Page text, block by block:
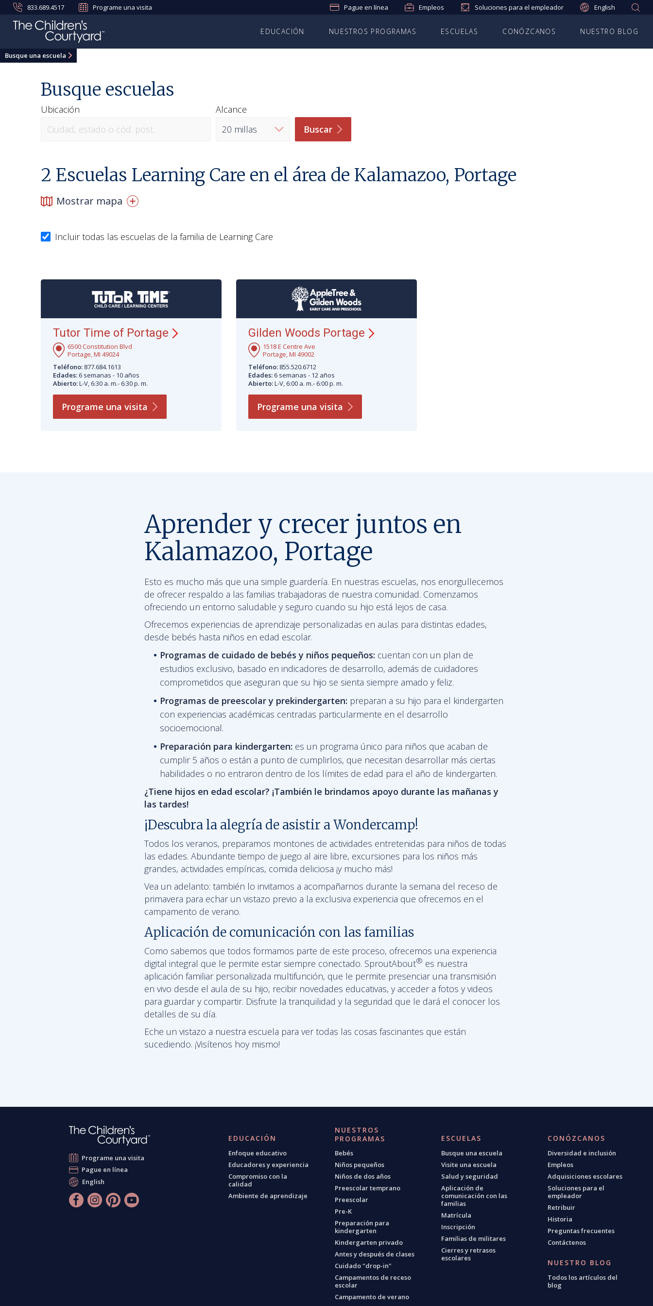
833.689.4517 Programe una visita Pague en línea Empleos Soluciones para el empleador English
EDUCACIÓN NUESTROS PROGRAMAS ESCUELAS CONÓZCANOS NUESTRO BLOG
Busque una escuela
Busque escuelas
Ubicación
Alcance
Buscar
2 Escuelas Learning Care en el área de Kalamazoo, Portage
Mostrar mapa
Incluir todas las escuelas de la familia de Learning Care
Tutor Time of Portage
6500 Constitution Blvd
Portage, MI 49024
Teléfono: 877.684.1613
Edades: 6 semanas - 10 años
Abierto:L-V, 6:30 a. m.- 6:30 p. m.
Programe una visita
Gilden Woods Portage
1518 E Centre Ave
Portage, MI 49002
Teléfono: 855.520.6712
Edades:6 semanas - 12 años
Abierto:L-V, 6:00 a. m.- 6:00 p. m.
Programe una visita
Aprender y crecer juntos en
Kalamazoo, Portage
Esto es mucho más que una simple guardería. En nuestras escuelas, nos enorgullecemos
de ofrecer respaldo a las familias trabajadoras de nuestra comunidad. Comenzamos
ofreciendo un entorno saludable y seguro cuando su hijo está lejos de casa.
Ofrecemos experiencias de aprendizaje personalizadas en aulas para distintas edades,
desde bebés hasta niños en edad escolar.
Programas de cuidado de bebés y niños pequeños: cuentan con un plan de
estudios exclusivo, basado en indicadores de desarrollo, además de cuidadores
comprometidos que aseguran que su hijo se sienta siempre amado y feliz.
Programas de preescolar y prekindergarten: preparan a su hijo para el kindergarten
con experiencias académicas centradas particularmente en el desarrollo
socioemocional.
Preparación para kindergarten: es un programa único para niños que acaban de
cumplir 5 años o están a punto de cumplirlos, que necesitan desarrollar más ciertas
habilidades o no entraron dentro de los límites de edad para el año de kindergarten.
¿Tiene hijos en edad escolar? ¡También le brindamos apoyo durante las mañanas y
las tardes!
¡Descubra la alegría de asistir a Wondercamp!
Todos los veranos, preparamos montones de actividades entretenidas para niños de todas
las edades. Abundante tiempo de juego al aire libre, excursiones para los niños más
grandes, actividades empíricas, comida deliciosa ¡y mucho más!
Vea un adelanto: también lo invitamos a acompañarnos durante la semana del receso de
primavera para echar un vistazo previo a la exclusiva experiencia que ofrecemos en el
campamento de verano.
Aplicación de comunicación con las familias
Como sabemos que todos formamos parte de este proceso, ofrecemos una experiencia
digital integral que le permite estar siempre conectado. SproutAbout® es nuestra
aplicación familiar personalizada multifunción, que le permite presenciar una transmisión
en vivo desde el aula de su hijo, recibir novedades educativas, y acceder a fotos y videos
para guardar y compartir. Disfrute la tranquilidad y la seguridad que le dará el conocer los
detalles de su día.
Eche un vistazo a nuestra escuela para ver todas las cosas fascinantes que están
sucediendo. ¡Visítenos hoy mismo!
Programe una visita
Pague en línea
English
EDUCACIÓN
Enfoque educativo
Educadores y experiencia
Compromiso con la
calidad
Ambiente de aprendizaje
NUESTROS
PROGRAMAS
Bebés
Niños pequeños
Niños de dos años
Preescolar temprano
Preescolar
Pre-K
Preparación para
kindergarten
Kindergarten privado
Antes y después de clases
Cuidado "drop-in"
Campamentos de receso
escolar
Campamento de verano
ESCUELAS
Busque una escuela
Visite una escuela
Salud y seguridad
Aplicación de
comunicación con las
familias
Matrícula
Inscripción
Familias de militares
Cierres y retrasos
escolares
CONÓZCANOS
Diversidad e inclusión
Empleos
Adquisiciones escolares
Soluciones para el
empleador
Retribuir
Historia
Preguntas frecuentes
Contáctenos
NUESTRO BLOG
Todos los artículos del
blog